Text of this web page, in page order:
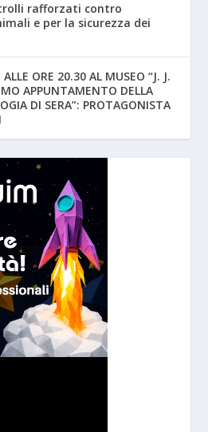
rafforzati contro
e per la sicurezza dei
ORE 20.30 AL MUSEO “J. J.
APPUNTAMENTO DELLA
DI SERA”: PROTAGONISTA